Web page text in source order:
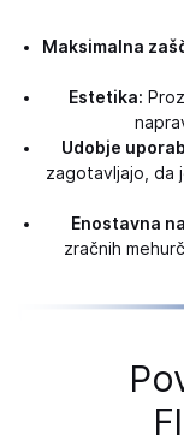
Maksimalna
Estetika:
Udobje
zagotavljajo, da
Enostavna
zračnih